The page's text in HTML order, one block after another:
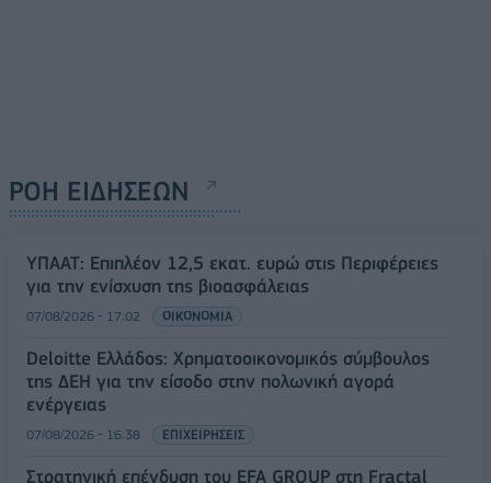
ΡΟΗ ΕΙΔΗΣΕΩΝ
ΥΠΑΑΤ: Επιπλέον 12,5 εκατ. ευρώ στις Περιφέρειες
για την ενίσχυση της βιοασφάλειας
07/08/2026 - 17:02 ΟΙΚΟΝΟΜΙΑ
Deloitte Ελλάδος: Χρηματοοικονομικός σύμβουλος
της ΔΕΗ για την είσοδο στην πολωνική αγορά
ενέργειας
07/08/2026 - 16:38 ΕΠΙΧΕΙΡΗΣΕΙΣ
Στρατηγική επένδυση του EFA GROUP στη Fractal